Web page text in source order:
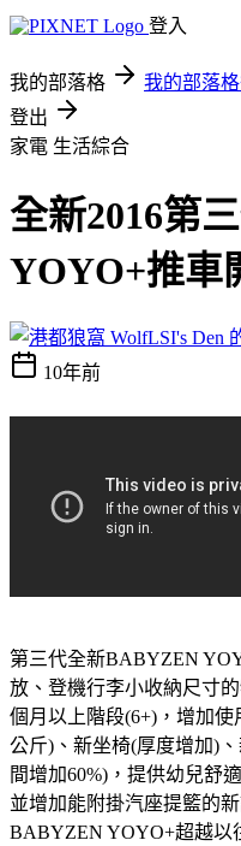
登入
我的部落格 我的部落
登出
家電 生活綜合
全新2016第
YOYO+推車
10年前
第三代全新BABYZEN
放、登機行李小收納尺寸
個月以上階段(6+) ，增加
公斤) 、新坐椅(厚度增加)
間增加60%) ，提供幼兒舒
並增加能附掛汽座提籃的
BABYZEN YOYO+超越以